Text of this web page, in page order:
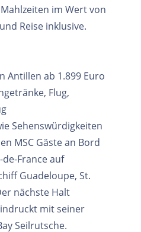
im Wert von
Reise inklusive.
Antillen ab 1.899 Euro
Flug,
Sehenswürdigkeiten
MSC Gäste an Bord
de-France auf
Guadeloupe, St.
nächste Halt
mit seiner
Seilrutsche.